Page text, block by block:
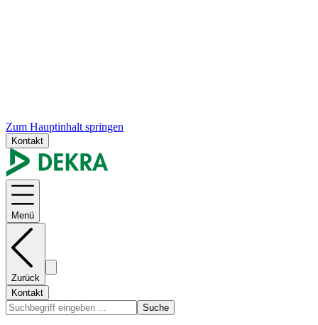
Zum Hauptinhalt springen
Kontakt
Menü
Zurück
Kontakt
Suche